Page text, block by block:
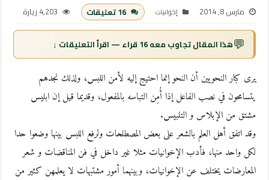
مارس 8, 2014 إخوانيات 16 تعليقات 4,203 زيارة
💬هذا المقال تجاوب معه 16 قراء — اقرأ التعليقات ↓
يرى كبار النحويين أن النحو إنما احتيج إليه لأمن اللبس، ولذلك نجدهم
يتسامحون في نصب الفاعل إذا أُمِن التباسه بالمفعول، وقديما قيل إن ابليس
مشتق من الإبلاس و التلبيس.
وقد اتفق أهل العلم بالشعر على بعض المصطلحات ولرفع اللبس بينها وضعوا حدا
لكل واحد منها، فأدب الإخوانيات مثلا غير داخل في فن المناقضات و شعر
المعارضات يختلف عن الإخوانيات، وبينهما أمور مشتبهات لا يعلمهن كثير من